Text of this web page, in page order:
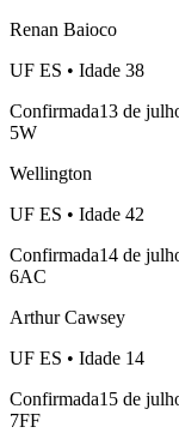
Renan Baioco
UF ES • Idade 38
Confirmada13 de
5W
Wellington
UF ES • Idade 42
Confirmada14 de
6AC
Arthur Cawsey
UF ES • Idade 14
Confirmada15 de
7FF